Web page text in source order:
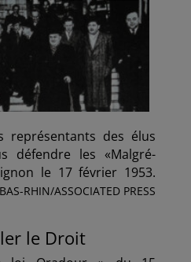
représentants des élus
défendre les «Malgré-
le 17 février 1953.
RHIN/ASSOCIATED PRESS
le Droit